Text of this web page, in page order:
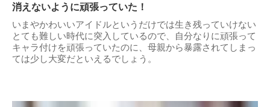
消えないように頑張っていた！
いまやかわいいアイドルというだけでは生き残っていけない
とても難しい時代に突入しているので、自分なりに頑張って
キャラ付けを頑張っていたのに、母親から暴露されてしまっ
ては少し大変だといえるでしょう。